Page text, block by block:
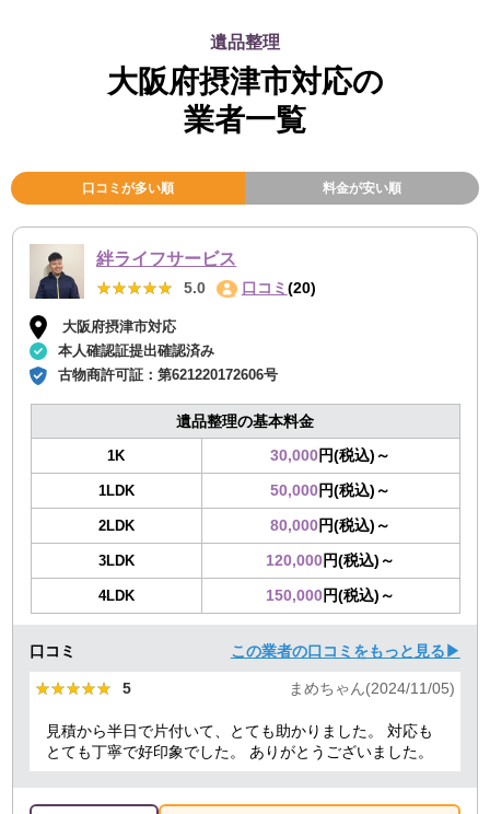
遺品整理
大阪府摂津市対応の
業者一覧
口コミが多い順 料金が安い順
絆ライフサービス
★★★★★
★★★★★ 5.0 口コミ (20)
大阪府摂津市対応
本人確認証提出確認済み
古物商許可証：第621220172606号
遺品整理の基本料金
1K 30,000円(税込)～
1LDK 50,000円(税込)～
2LDK 80,000円(税込)～
3LDK 120,000円(税込)～
4LDK 150,000円(税込)～
口コミ この業者の口コミをもっと見る▶
★★★★★
★★★★★ 5 まめちゃん(2024/11/05)
見積から半日で片付いて、とても助かりました。 対応も
とても丁寧で好印象でした。 ありがとうございました。